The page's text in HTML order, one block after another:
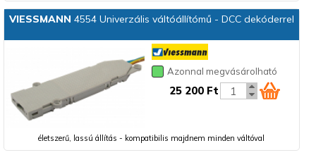
VIESSMANN 4554 Univerzális váltóállítómű - DCC dekóderrel
Azonnal megvásárolható
25 200 Ft
életszerű, lassú állítás - kompatibilis majdnem minden váltóval